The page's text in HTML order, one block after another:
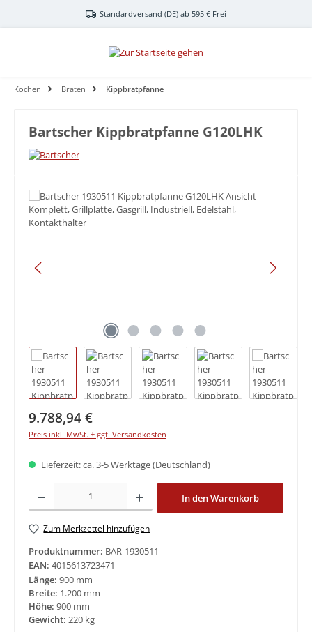
Zum Hauptinhalt springenStandardversand (DE) ab 595 € Frei
Kochen Braten Kippbratpfanne
Bartscher Kippbratpfanne G120LHK
Bildergalerie überspringen
Regulärer Preis:
9.788,94 €
Preis inkl. MwSt. + ggf. Versandkosten
Lieferzeit: ca. 3-5 Werktage (Deutschland)
Produkt Anzahl: Gib den gewünschten Wert ein oder benutze die
In den Warenkorb
Zum Merkzettel hinzufügen
Produktnummer: BAR-1930511
EAN: 4015613723471
Länge: 900 mm
Breite: 1.200 mm
Höhe: 900 mm
Gewicht: 220 kg